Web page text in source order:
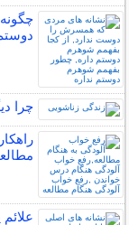
چرا